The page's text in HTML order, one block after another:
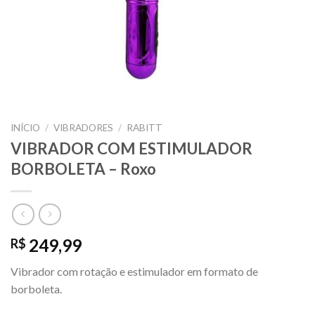
INÍCIO / VIBRADORES / RABITT
VIBRADOR COM ESTIMULADOR
BORBOLETA – Roxo
R$ 249,99
Vibrador com rotação e estimulador em formato de
borboleta.